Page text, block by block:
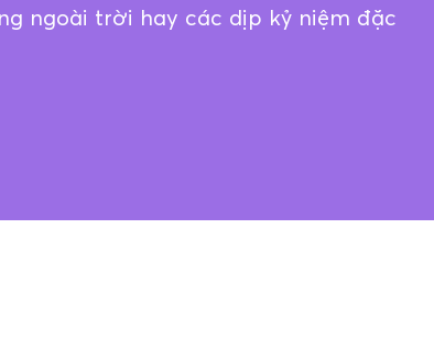
ngoài trời hay các dịp kỷ niệm đặc